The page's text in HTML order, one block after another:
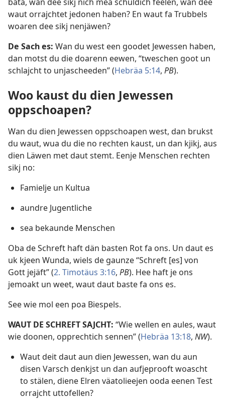
waut orrajchtet jedonen haben? En waut fa Trubbels
woaren dee sikj nenjäwen?
De Sach es: Wan du west een goodet Jewessen haben,
dan motst du die doarenn eewen, “tweschen goot un
schlajcht to unjascheeden” (Hebräa 5:14, PB).
Woo kaust du dien Jewessen
oppschoapen?
Wan du dien Jewessen oppschoapen west, dan brukst
du waut, wua du die no rechten kaust, un dan kjikj, aus
dien Läwen met daut stemt. Eenje Menschen rechten
sikj no:
Famielje un Kultua
aundre Jugentliche
sea bekaunde Menschen
Oba de Schreft haft dän basten Rot fa ons. Un daut es
uk kjeen Wunda, wiels de gaunze “Schreft [es] von
Gott jejäft” (2. Timotäus 3:16, PB). Hee haft je ons
jemoakt un weet, waut daut baste fa ons es.
See wie mol een poa Biespels.
WAUT DE SCHREFT SAJCHT: “Wie wellen en aules, waut
wie doonen, opprechtich sennen” (Hebräa 13:18, NW).
Waut deit daut aun dien Jewessen, wan du aun
disen Varsch denkjst un dan aufjeprooft woascht
to stälen, diene Elren väatolieejen ooda eenen Test
orrajcht uttofellen?